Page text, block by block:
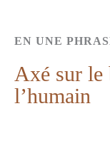
EN UNE
Axé sur le
l’humain